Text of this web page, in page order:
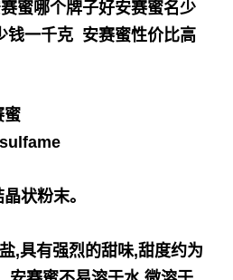
蜜哪个牌子好安赛蜜名少
钱一千克 安赛蜜性价比高
蜜
状粉末。
,具有强烈的甜味,甜度约为